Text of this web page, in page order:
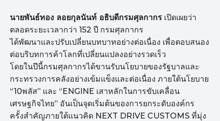
นายพันธ์ทอง ลอยกุลนันท์ อธิบดีกรมศุลกากร เปิดเผยว่า
ตลอดระยะเวลากว่า 152 ปี กรมศุลกากร
ได้พัฒนาและปรับเปลี่ยนบทบาทอย่างต่อเนื่อง เพื่อตอบสนอง
ต่อบริบทการค้าโลกที่เปลี่ยนแปลงอย่างรวดเร็ว
โดยในปีนี้กรมศุลกากรได้ขานรับนโยบายของรัฐบาลและ
กระทรวงการคลังอย่างเข้มแข็งและต่อเนื่อง ภายใต้นโยบาย
“10พลัส” และ “ENGINE เสาหลักในการขับเคลื่อน
เศรษฐกิจไทย” อันเป็นจุดเริ่มต้นของการยกระดับองค์กร
ครั้งสำคัญภายใต้แนวคิด NEXT DRIVE CUSTOMS ที่มุ่ง